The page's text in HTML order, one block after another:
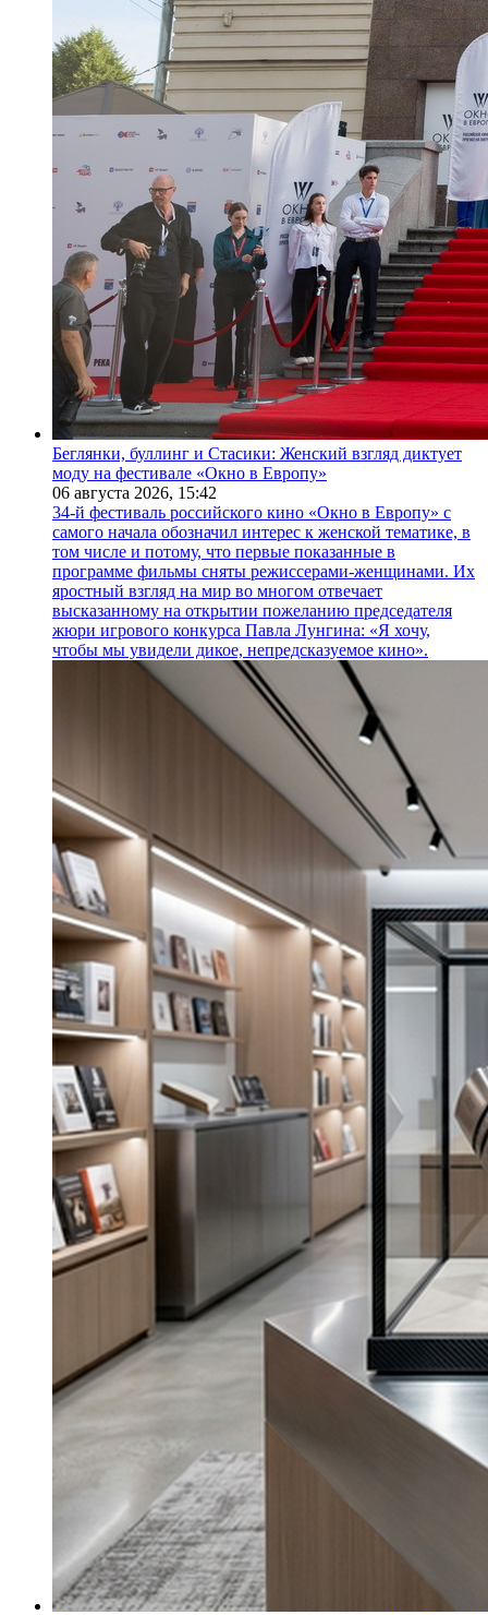
Беглянки, буллинг и Стасики: Женский взгляд диктует
моду на фестивале «Окно в Европу»
06 августа 2026, 15:42
34-й фестиваль российского кино «Окно в Европу» с
самого начала обозначил интерес к женской тематике, в
том числе и потому, что первые показанные в
программе фильмы сняты режиссерами-женщинами. Их
яростный взгляд на мир во многом отвечает
высказанному на открытии пожеланию председателя
жюри игрового конкурса Павла Лунгина: «Я хочу,
чтобы мы увидели дикое, непредсказуемое кино».